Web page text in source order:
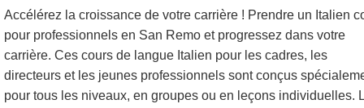
Accélérez la croissance de votre carrière ! Prendre un Italien
pour professionnels en San Remo et progressez dans votre
carrière. Ces cours de langue Italien pour les cadres, les
directeurs et les jeunes professionnels sont conçus
pour tous les niveaux, en groupes ou en leçons individuelles.